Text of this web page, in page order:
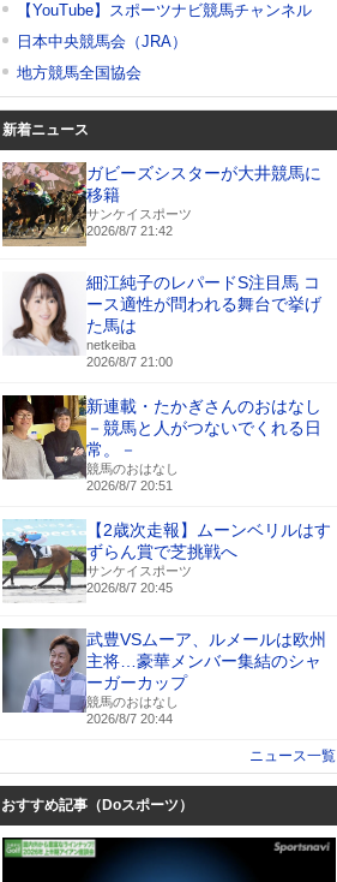
【YouTube】スポーツナビ競馬チャンネル
日本中央競馬会（JRA）
地方競馬全国協会
新着ニュース
ガビーズシスターが大井競馬に
移籍
サンケイスポーツ
2026/8/7 21:42
細江純子のレパードS注目馬 コ
ース適性が問われる舞台で挙げ
た馬は
netkeiba
2026/8/7 21:00
新連載・たかぎさんのおはなし
－競馬と人がつないでくれる日
常。－
競馬のおはなし
2026/8/7 20:51
【2歳次走報】ムーンベリルはす
ずらん賞で芝挑戦へ
サンケイスポーツ
2026/8/7 20:45
武豊VSムーア、ルメールは欧州
主将…豪華メンバー集結のシャ
ーガーカップ
競馬のおはなし
2026/8/7 20:44
ニュース一覧
おすすめ記事（Doスポーツ）